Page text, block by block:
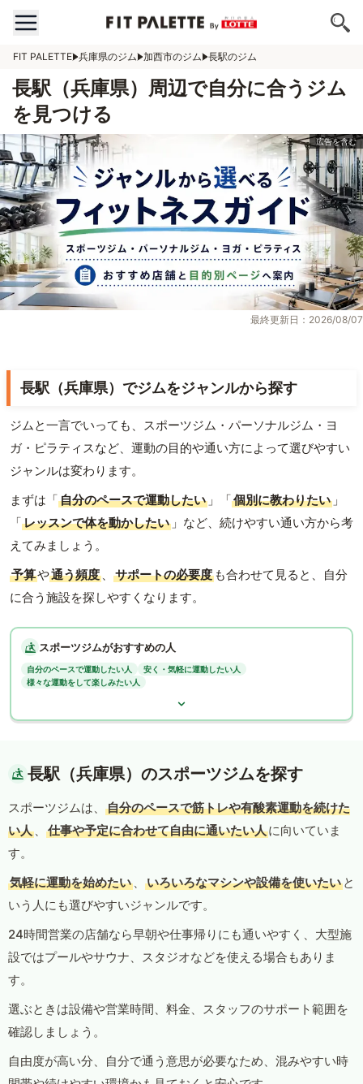
FIT PALETTE 兵庫県のジム 加西市のジム 長駅のジム
長駅（兵庫県）周辺で自分に合うジム
を見つける
最終更新日：2026/08/07
長駅（兵庫県）でジムをジャンルから探す
ジムと一言でいっても、スポーツジム・パーソナルジム・ヨ
ガ・ピラティスなど、運動の目的や通い方によって選びやすい
ジャンルは変わります。
まずは「自分のペースで運動したい 」「個別に教わりたい 」
「レッスンで体を動かしたい 」など、続けやすい通い方から考
えてみましょう。
予算や通う頻度 、 サポートの必要度 も合わせて見ると、自分
に合う施設を探しやすくなります。
スポーツジムがおすすめの人
自分のペースで運動したい人
安く・気軽に運動したい人
様々な運動をして楽しみたい人
長駅（兵庫県）のスポーツジムを探す
スポーツジムは、
自分のペースで筋トレや有酸素運動を続けた
い人 、 仕事や予定に合わせて自由に通いたい人に向いていま
す。
気軽に運動を始めたい 、 いろいろなマシンや設備を使いたい と
いう人にも選びやすいジャンルです。
24時間営業の店舗なら早朝や仕事帰りにも通いやすく、大型施
設ではプールやサウナ、スタジオなどを使える場合もありま
す。
選ぶときは設備や営業時間、料金、スタッフのサポート範囲を
確認しましょう。
自由度が高い分、自分で通う意思が必要なため、混みやすい時